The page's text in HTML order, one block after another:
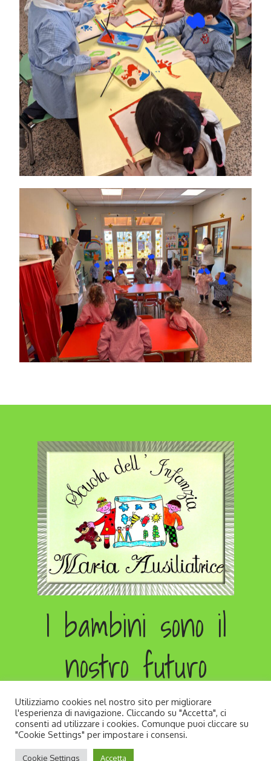
I bambini sono il
nostro futuro
Copyright © All rights reserved. Developed by
Utilizziamo cookies nel nostro sito per migliorare
l'esperienza di navigazione. Cliccando su "Accetta", ci
consenti ad utilizzare i cookies. Comunque puoi cliccare su
"Cookie Settings" per impostare i consensi.
Cookie Settings Accetta